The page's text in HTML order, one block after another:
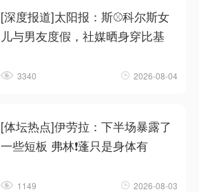
[深度报道]太阳报：斯⚾科尔斯女
儿与男友度假，社媒晒身穿比基
3340 2026-08-04
[体坛热点]伊劳拉：下半场暴露了
一些短板 弗林❗蓬只是身体有
1149 2026-08-03